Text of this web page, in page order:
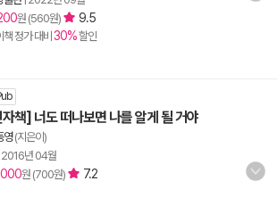
원 (560원) 9.5
책 정가 대비 30%할인
책] 너도 떠나보면 나를 알게 될 거야
영(지은이)
2016년 04월
원 (700원) 7.2